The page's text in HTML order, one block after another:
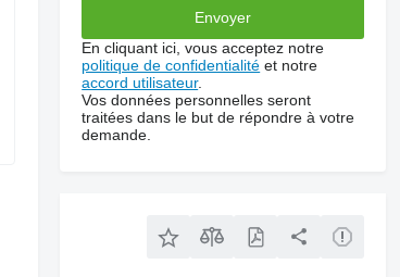
En cliquant ici, vous acceptez notre
politique de confidentialité et notre
accord utilisateur.
Vos données personnelles seront
traitées dans le but de répondre à votre
demande.